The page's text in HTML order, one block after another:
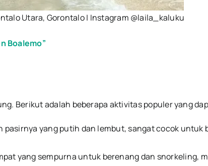
Utara, Gorontalo | Instagram @laila_kaluku
Boalemo”
Berikut adalah beberapa aktivitas populer yang
pasirnya yang putih dan lembut, sangat cocok
yang sempurna untuk berenang dan snorkeling,